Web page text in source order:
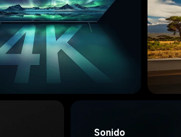
Sonido